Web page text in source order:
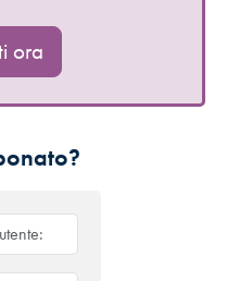
ora